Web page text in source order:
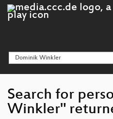
Search for
Winkler"